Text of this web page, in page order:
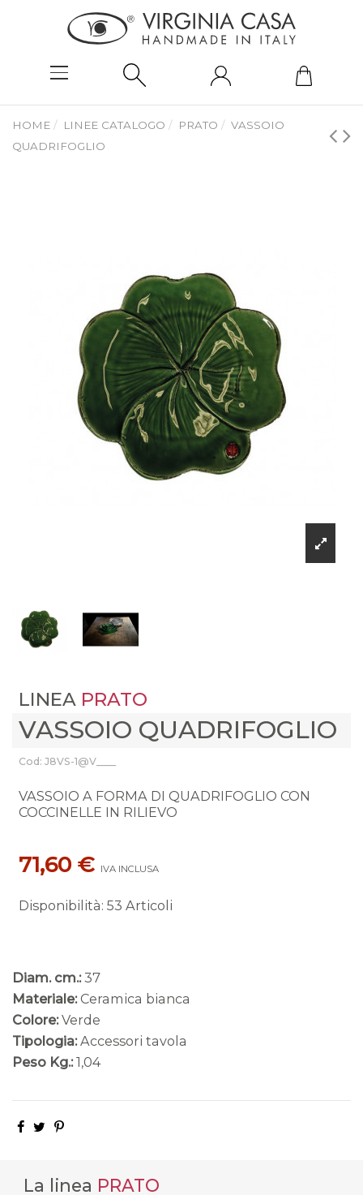
HOME LINEE CATALOGO PRATO
VASSOIO
QUADRIFOGLIO
LINEA PRATO
VASSOIO QUADRIFOGLIO
Cod: J8VS-1@V____
VASSOIO A FORMA DI QUADRIFOGLIO CON
COCCINELLE IN RILIEVO
71,60 € IVA INCLUSA
Disponibilità: 53 Articoli
Diam. cm.: 37
Materiale: Ceramica bianca
Colore: Verde
Tipologia: Accessori tavola
Peso Kg.: 1,04
La linea PRATO